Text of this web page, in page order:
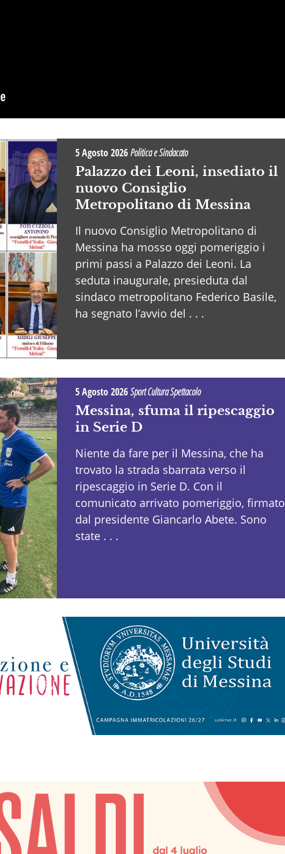
5 Agosto 2026Politica e Sindacato
Palazzo dei Leoni, insediato il
nuovo Consiglio
Metropolitano di Messina
Il nuovo Consiglio Metropolitano di
Messina ha mosso oggi pomeriggio i
primi passi a Palazzo dei Leoni. La
seduta inaugurale, presieduta dal
sindaco metropolitano Federico Basile,
ha segnato l’avvio del . . .
5 Agosto 2026Sport Cultura Spettacolo
Messina, sfuma il ripescaggio
in Serie D
Niente da fare per il Messina, che ha
trovato la strada sbarrata verso il
ripescaggio in Serie D. Con il
comunicato arrivato pomeriggio, firmato
dal presidente Giancarlo Abete. Sono
state . . .